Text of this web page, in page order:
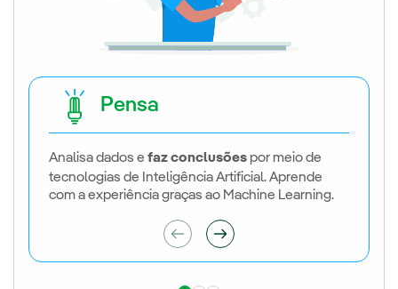
Pensa
Analisa dados e faz conclusões por meio de
tecnologias de Inteligência Artificial. Aprende
com a experiência graças ao Machine Learning.
em tempo real
sugere otimizações